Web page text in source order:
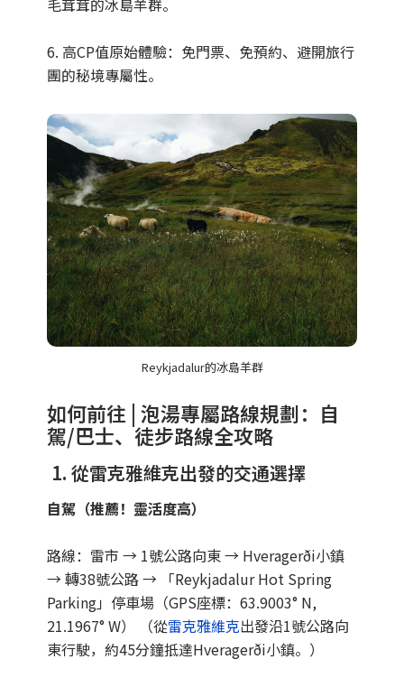
6. 高CP值原始體驗：免門票、免預約、避開旅行
團的秘境專屬性。
Reykjadalur的冰島羊群
如何前往 | 泡湯專屬路線規劃：自
駕/巴士、徒步路線全攻略
1. 從雷克雅維克出發的交通選擇
自駕（推薦！靈活度高）
路線：雷市 → 1號公路向東 → Hveragerði小鎮
→ 轉38號公路 → 「Reykjadalur Hot Spring
Parking」停車場（GPS座標：63.9003° N,
21.1967° W） （從雷克雅維克出發沿1號公路向
東行駛，約45分鐘抵達Hveragerði小鎮。）